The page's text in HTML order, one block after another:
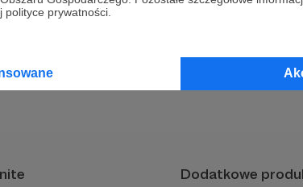
prywatności.
Dodatkowe